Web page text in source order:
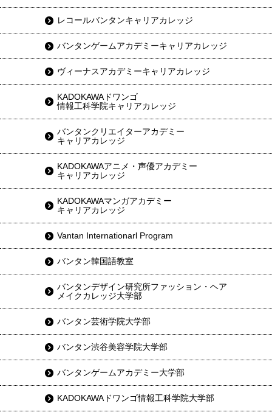
レコールバンタンキャリアカレッジ
バンタンゲームアカデミーキャリアカレッジ
ヴィーナスアカデミーキャリアカレッジ
KADOKAWAドワンゴ
情報工科学院キャリアカレッジ
バンタンクリエイターアカデミー
キャリアカレッジ
KADOKAWAアニメ・声優アカデミー
キャリアカレッジ
KADOKAWAマンガアカデミー
キャリアカレッジ
Vantan Internationarl Program
バンタン韓国語教室
バンタンデザイン研究所ファッション・ヘア
メイクカレッジ大学部
バンタン芸術学院大学部
バンタン渋谷美容学院大学部
バンタンゲームアカデミー大学部
KADOKAWAドワンゴ情報工科学院大学部